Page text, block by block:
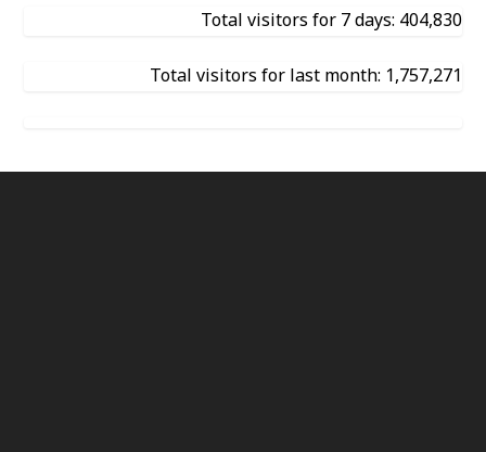
Total visitors for 7 days: 404,830
Total visitors for last month: 1,757,271